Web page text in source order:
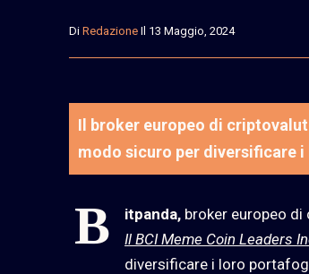
Di Redazione Il 13 Maggio, 2024
Il broker europeo di
modo sicuro per diversificare
B itpanda, broker europeo di
Il BCI Meme Coin Leaders
diversificare i loro